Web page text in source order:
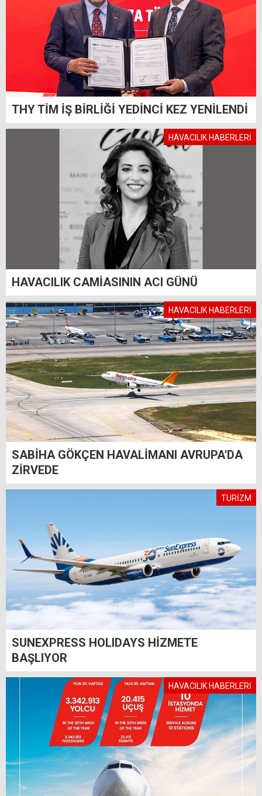
THY TİM İŞ BİRLİĞİ YEDİNCİ KEZ YENİLENDİ
HAVACILIK HABERLERİ
HAVACILIK CAMİASININ ACI GÜNÜ
HAVACILIK HABERLERİ
SABİHA GÖKÇEN HAVALİMANI AVRUPA'DA
ZİRVEDE
TURİZM
SUNEXPRESS HOLIDAYS HİZMETE
BAŞLIYOR
HAVACILIK HABERLERİ